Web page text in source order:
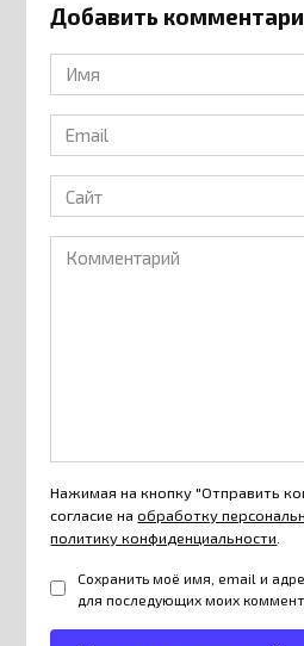
Добавить
Имя
*
Email
*
Сайт
Комментарий
Нажимая на кнопку "Отправить
согласие наобработку
политику конфиденциальности
Сохранить моё имя, email и
для последующих моих